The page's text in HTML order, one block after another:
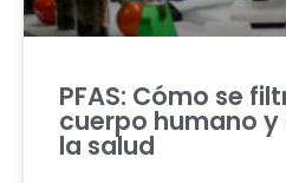
PFAS: Cómo se
cuerpo humano
la salud